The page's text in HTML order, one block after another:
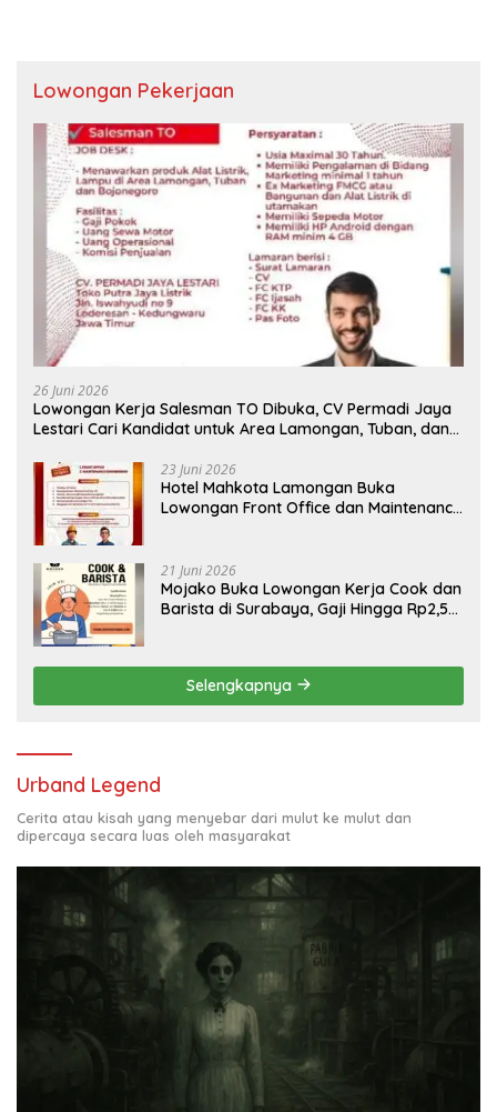
Lowongan Pekerjaan
26 Juni 2026
Lowongan Kerja Salesman TO Dibuka, CV Permadi Jaya
Lestari Cari Kandidat untuk Area Lamongan, Tuban, dan
23 Juni 2026
Hotel Mahkota Lamongan Buka
Lowongan Front Office dan Maintenance
21 Juni 2026
Mojako Buka Lowongan Kerja Cook dan
Barista di Surabaya, Gaji Hingga Rp2,5
Selengkapnya
Urband Legend
Cerita atau kisah yang menyebar dari mulut ke mulut dan
dipercaya secara luas oleh masyarakat